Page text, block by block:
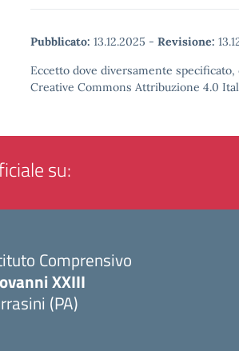
Pubblicato: 13.12.2025 - Revisione:
Eccetto dove diversamente
Creative Commons Attribuzione 4.0
su:
Comprensivo
XXIII
(PA)